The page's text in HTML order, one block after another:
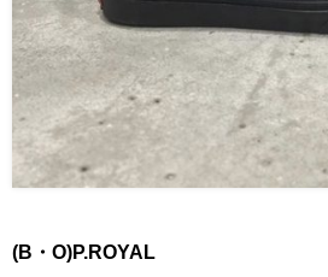
(B・O)P.ROYAL